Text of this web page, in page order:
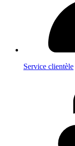
Service clientèle